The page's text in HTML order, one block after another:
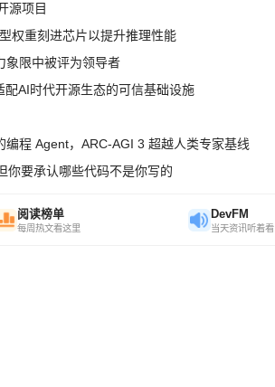
源项目
权重刻进芯片以提升推理性能
象限中被评为领导者
AI时代开源生态的可信基础设施
程 Agent，ARC-AGI 3 超越人类专家基线
你要承认哪些代码不是你写的
阅读榜单
每周热文看这里
DevFM
当天资讯听着看